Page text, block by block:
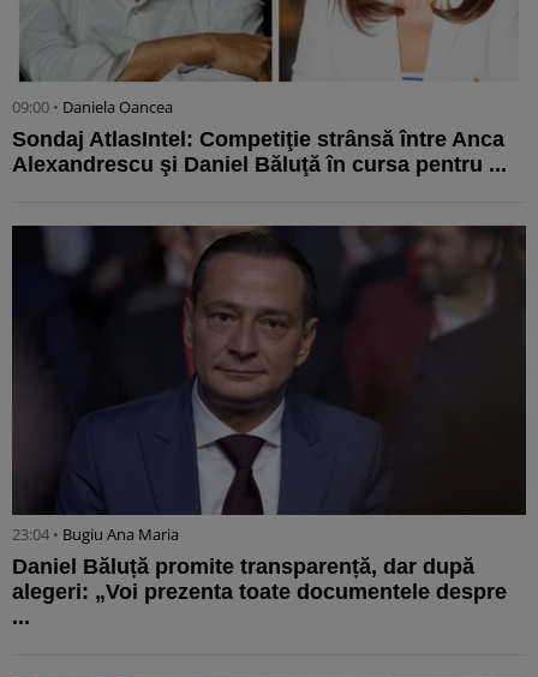
09:00 • Daniela Oancea
Sondaj AtlasIntel: Competiţie strânsă între Anca
Alexandrescu şi Daniel Băluţă în cursa pentru ...
23:04 • Bugiu ⁠Ana Maria
Daniel Băluță promite transparență, dar după
alegeri: „Voi prezenta toate documentele despre
...